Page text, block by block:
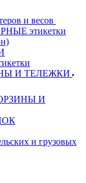
и весов
этикетки
И ТЕЛЕЖКИ
И
и грузовых